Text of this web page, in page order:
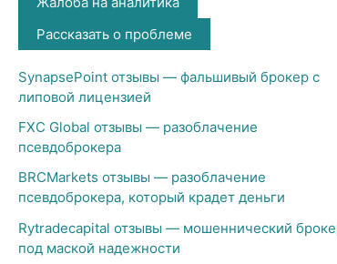
Рассказать о проблеме
SynapsePoint отзывы — фальшивый брокер с
липовой лицензией
FXC Global отзывы — разоблачение
псевдоброкера
BRCMarkets отзывы — разоблачение
псевдоброкера, который крадет деньги
Rytradecapital отзывы — мошеннический
под маской надежности